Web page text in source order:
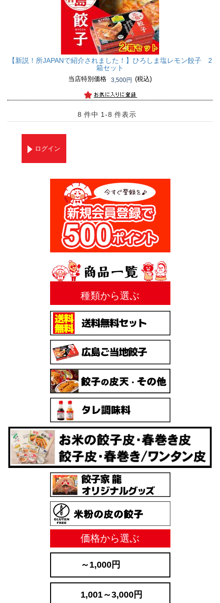
【新説！所JAPANで紹介されました！】 ひろしま塩レモン餃子 2
箱セット
当店特別価格 3,500円 (税込)
8 件中 1-8 件表示
ログイン
種類から選ぶ
価格から選ぶ
～1,000円
1,001～3,000円